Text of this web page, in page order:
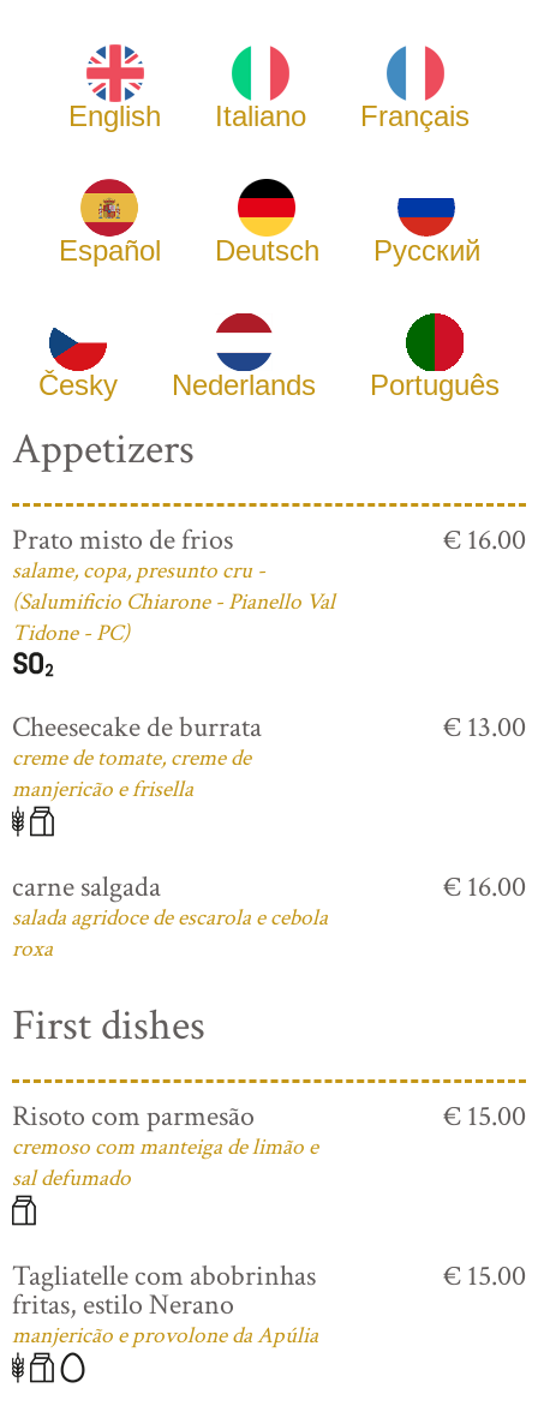
English Italiano Français
Español Deutsch Русский
Česky Nederlands Português
Appetizers
Prato misto de frios
salame, copa, presunto cru -
(Salumificio Chiarone - Pianello Val
Tidone - PC)
€ 16.00
Cheesecake de burrata
creme de tomate, creme de
manjericão e frisella
€ 13.00
carne salgada
salada agridoce de escarola e cebola
roxa
€ 16.00
First dishes
Risoto com parmesão
cremoso com manteiga de limão e
sal defumado
€ 15.00
Tagliatelle com abobrinhas
fritas, estilo Nerano
manjericão e provolone da Apúlia
€ 15.00